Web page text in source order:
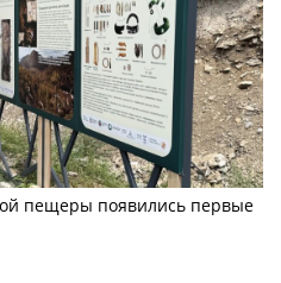
пещеры появились первые